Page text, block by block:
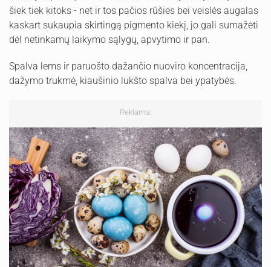
šiek tiek kitoks - net ir tos pačios rūšies bei veislės augalas
kaskart sukaupia skirtingą pigmento kiekį, jo gali sumažėti
dėl netinkamų laikymo sąlygų, apvytimo ir pan.
Spalva lems ir paruošto dažančio nuoviro koncentracija,
dažymo trukmė, kiaušinio lukšto spalva bei ypatybės.
Reklama: